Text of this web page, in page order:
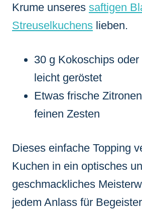
Krume unseres saftigen
Streuselkuchens lieben.
30 g Kokoschips
leicht geröstet
Etwas frische
feinen Zesten
Dieses einfache Topping
Kuchen in ein optisches
geschmackliches
jedem Anlass für